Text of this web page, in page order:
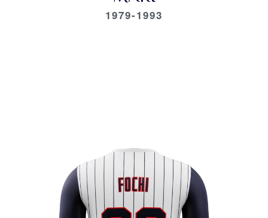
1979-1993